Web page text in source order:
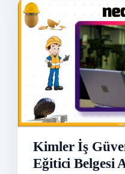
Kimler İş
Eğitici Belgesi